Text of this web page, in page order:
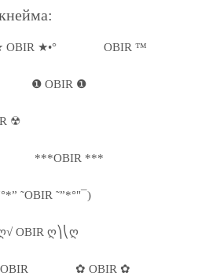
OBIR ★•° OBIR ™
❶ OBIR ❶
☢
***OBIR ***
˜OBIR ˜”*°"¯)
OBIR ღ⎞⎝ღ
✿ OBIR ✿